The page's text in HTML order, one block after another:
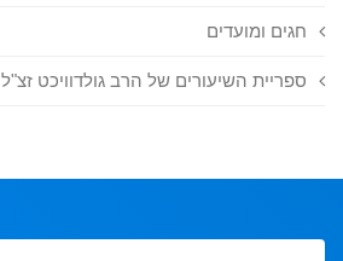
חגים ומועדים
ספריית השיעורים של הרב גולדוויכט זצ"ל